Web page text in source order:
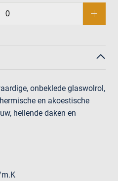
onbeklede glaswolrol,
en akoestische
hellende daken en